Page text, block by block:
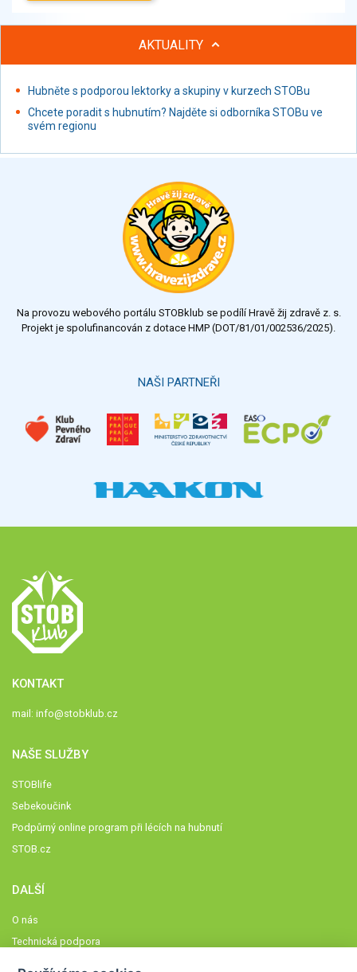
Proteinové výrobky, doplňky stravy
Nápoje alkoholické
Restaurace, jídelny, hotová jídla
Fastfood
Studená kuchyně, lahůdkářské výrobky
AKTUALITY
Hubněte s podporou lektorky a skupiny v kurzech STOBu
Chcete poradit s hubnutím? Najděte si odborníka STOBu ve
svém regionu
Na provozu webového portálu STOBklub se podílí Hravě žij zdravě z. s.
Projekt je spolufinancován z dotace HMP (DOT/81/01/002536/2025).
NAŠI PARTNEŘI
KONTAKT
mail: info@stobklub.cz
NAŠE SLUŽBY
STOBlife
Sebekoučink
Podpůrný online program při lécích na hubnutí
STOB.cz
DALŠÍ
O nás
Technická podpora